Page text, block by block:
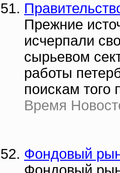
Прежние
исчерпали
сырьевом
работы
поискам того
Время
Фондовый